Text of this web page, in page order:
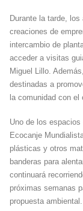
Durante la tarde,
creaciones de
intercambio de
acceder a visitas
Miguel Lillo.
destinadas a
la comunidad con el
Uno de los
Ecocanje
plásticas y otros
banderas para
continuará
próximas semanas
propuesta ambiental.